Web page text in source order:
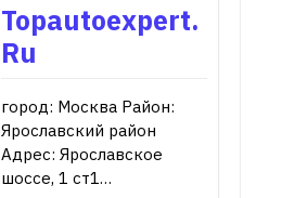
Topautoexpert.
Ru
город: Москва Район:
Ярославский район
Адрес: Ярославское
шоссе, 1 ст1…